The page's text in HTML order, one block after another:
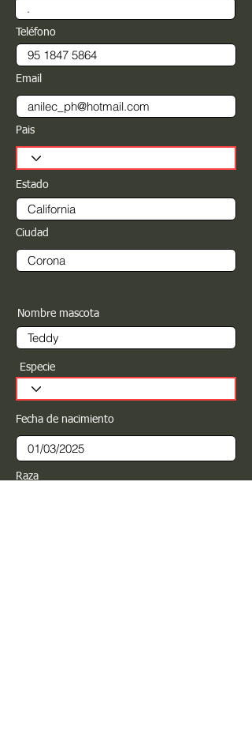
Teléfono
Email
Pais
Estado
Ciudad
Nombre mascota
Especie
Fecha de nacimiento
Raza